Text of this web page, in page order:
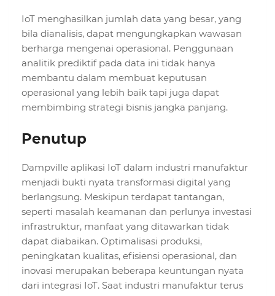
IoT menghasilkan jumlah data yang besar, yang
bila dianalisis, dapat mengungkapkan wawasan
berharga mengenai operasional. Penggunaan
analitik prediktif pada data ini tidak hanya
membantu dalam membuat keputusan
operasional yang lebih baik tapi juga dapat
membimbing strategi bisnis jangka panjang.
Penutup
Dampville aplikasi IoT dalam industri manufaktur
menjadi bukti nyata transformasi digital yang
berlangsung. Meskipun terdapat tantangan,
seperti masalah keamanan dan perlunya investasi
infrastruktur, manfaat yang ditawarkan tidak
dapat diabaikan. Optimalisasi produksi,
peningkatan kualitas, efisiensi operasional, dan
inovasi merupakan beberapa keuntungan nyata
dari integrasi IoT. Saat industri manufaktur terus